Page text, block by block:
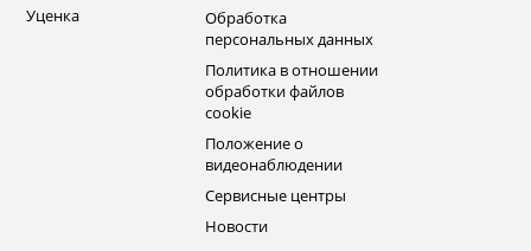
Уценка
Обработка
персональных данных
Политика в отношении
обработки файлов
cookie
Положение о
видеонаблюдении
Сервисные центры
Новости